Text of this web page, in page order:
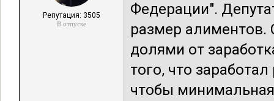
Репутация: 3505
В отпуске
Федерации".
размер алиментов.
долями от
того, что
чтобы